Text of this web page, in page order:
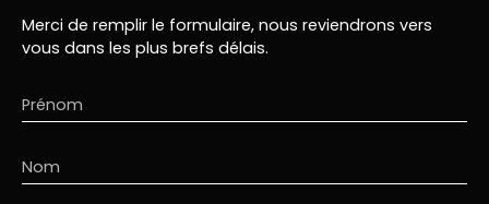
Merci de remplir le formulaire, nous reviendrons vers
vous dans les plus brefs délais.
Prénom
Nom